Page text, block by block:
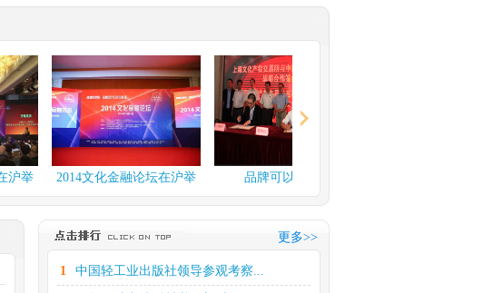
2014文化金融论坛在沪举
行
品牌可以换钱了
更多>>
1 中国轻工业出版社领导参观考察...